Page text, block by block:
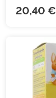
20,40 €